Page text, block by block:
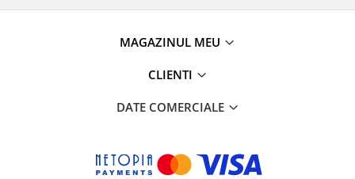
MAGAZINUL MEU
CLIENTI
DATE COMERCIALE